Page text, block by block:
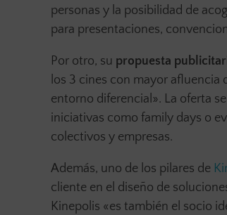
personas y la posibilidad de
para presentaciones,
Por otro, su propuesta
los 3 cines con mayor afluencia
entorno diferencial». La oferta
iniciativas como family days o
colectivos y empresas.
Además, uno de los pilares de
cliente en el diseño de
Kinepolis «es también el socio